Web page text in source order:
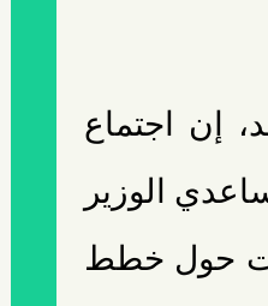
إن اجتماع
الوزير
حول خطط